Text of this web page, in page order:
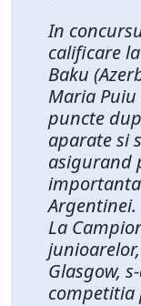
In
calificare
Baku
Maria
puncte
aparate si
asigurand
Argentinei.
La
Glasgow,
competitia